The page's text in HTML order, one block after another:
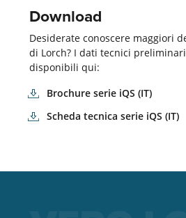
Download
Desiderate conoscere maggiori
di Lorch? I dati tecnici
disponibili qui:
Brochure serie iQS (IT)
Scheda tecnica serie iQS (IT)